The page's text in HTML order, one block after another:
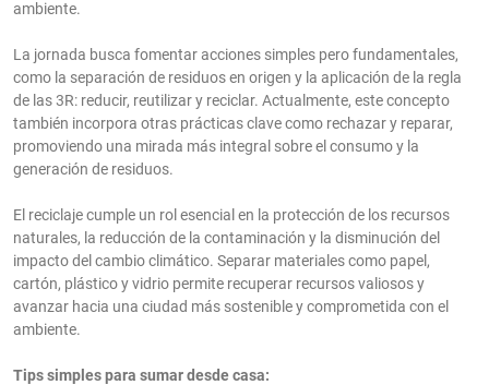
ambiente.
La jornada busca fomentar acciones simples pero fundamentales,
como la separación de residuos en origen y la aplicación de la regla
de las 3R: reducir, reutilizar y reciclar. Actualmente, este concepto
también incorpora otras prácticas clave como rechazar y reparar,
promoviendo una mirada más integral sobre el consumo y la
generación de residuos.
El reciclaje cumple un rol esencial en la protección de los recursos
naturales, la reducción de la contaminación y la disminución del
impacto del cambio climático. Separar materiales como papel,
cartón, plástico y vidrio permite recuperar recursos valiosos y
avanzar hacia una ciudad más sostenible y comprometida con el
ambiente.
Tips simples para sumar desde casa: